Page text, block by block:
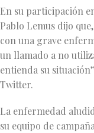
En su participación
Pablo Lemus dijo
con una grave
un llamado a no
entienda su
Twitter.
La enfermedad
su equipo de